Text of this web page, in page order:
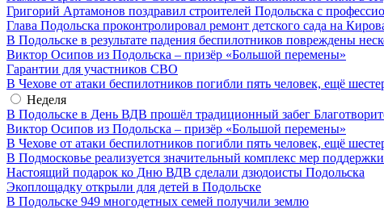
Григорий Артамонов поздравил строителей Подольска с
Глава Подольска проконтролировал ремонт детского сада на
В Подольске в результате падения беспилотников повреждены
Виктор Осипов из Подольска – призёр «Большой перемены»
Гарантии для участников СВО
В Чехове от атаки беспилотников погибли пять человек, ещё
Неделя
В Подольске в День ВДВ прошёл традиционный забег
Виктор Осипов из Подольска – призёр «Большой перемены»
В Чехове от атаки беспилотников погибли пять человек, ещё
В Подмосковье реализуется значительный комплекс мер
Настоящий подарок ко Дню ВДВ сделали дзюдоисты Подольска
Экоплощадку открыли для детей в Подольске
В Подольске 949 многодетных семей получили землю